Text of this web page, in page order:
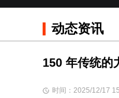
动态资讯
150 年传统的
时间：2025/12/17